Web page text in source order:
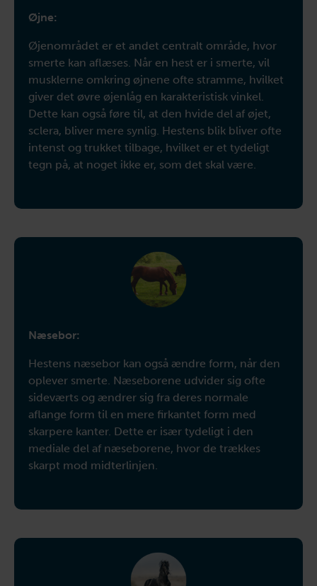
Øjne:
Øjenområdet er et andet centralt område, hvor
smerte kan aflæses. Når en hest er i smerte, vil
musklerne omkring øjnene ofte stramme, hvilket
giver det øvre øjenlåg en karakteristisk vinkel.
Dette kan også føre til, at den hvide del af øjet,
sclera, bliver mere synlig. Hestens blik bliver ofte
intenst og trukket tilbage, hvilket er et tydeligt
tegn på, at noget ikke er, som det skal være.
Næsebor:
Hestens næsebor kan også ændre form, når den
oplever smerte. Næseborene udvider sig ofte
sideværts og ændrer sig fra deres normale
aflange form til en mere firkantet form med
skarpere kanter. Dette er især tydeligt i den
mediale del af næseborene, hvor de trækkes
skarpt mod midterlinjen.